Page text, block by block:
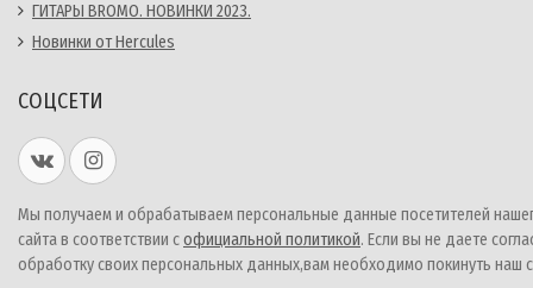
ГИТАРЫ BROMO. НОВИНКИ 2023.
Новинки от Hercules
СОЦСЕТИ
Мы получаем и обрабатываем персональные данные посетителей
сайта в соответствии софициальной политикой. Если вы не даете
обработку своих персональных данных,вам необходимо покинуть наш